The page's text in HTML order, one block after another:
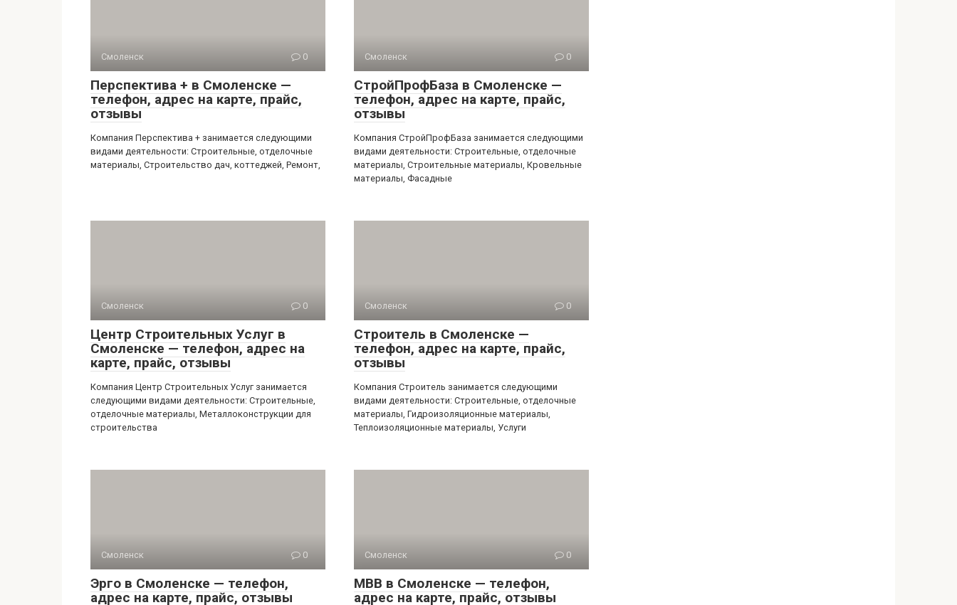
Смоленск 0
Перспектива + в Смоленске —
телефон, адрес на карте, прайс,
отзывы
Компания Перспектива + занимается следующими
видами деятельности: Строительные, отделочные
материалы, Строительство дач, коттеджей, Ремонт,
Смоленск 0
СтройПрофБаза в Смоленске —
телефон, адрес на карте, прайс,
отзывы
Компания СтройПрофБаза занимается следующими
видами деятельности: Строительные, отделочные
материалы, Строительные материалы, Кровельные
материалы, Фасадные
Смоленск 0
Центр Строительных Услуг в
Смоленске — телефон, адрес на
карте, прайс, отзывы
Компания Центр Строительных Услуг занимается
следующими видами деятельности: Строительные,
отделочные материалы, Металлоконструкции для
строительства
Смоленск 0
Строитель в Смоленске —
телефон, адрес на карте, прайс,
отзывы
Компания Строитель занимается следующими
видами деятельности: Строительные, отделочные
материалы, Гидроизоляционные материалы,
Теплоизоляционные материалы, Услуги
Смоленск 0
Эрго в Смоленске — телефон,
адрес на карте, прайс, отзывы
Смоленск 0
МВВ в Смоленске — телефон,
адрес на карте, прайс, отзывы